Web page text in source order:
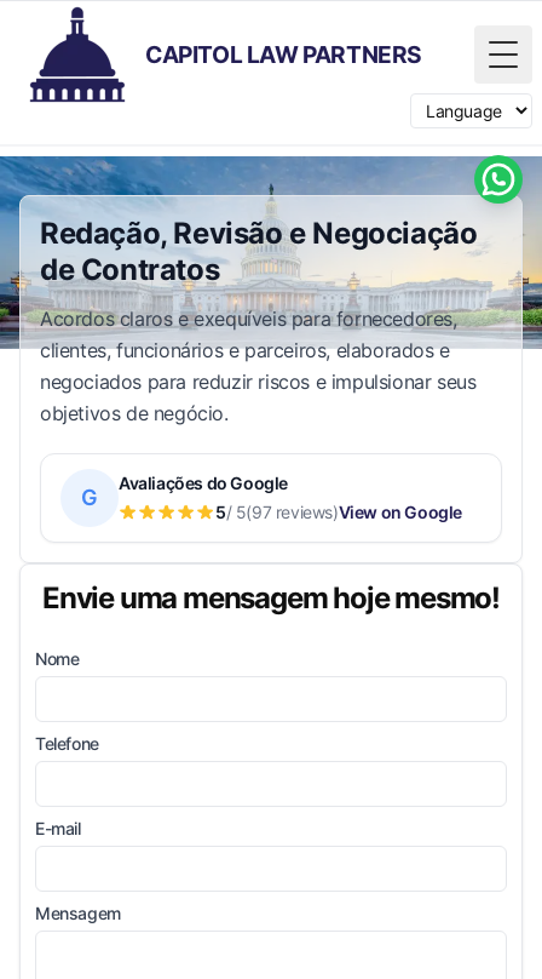
CAPITOL LAW PARTNERS
Switch
Redação, Revisão e Negociação
de Contratos
Acordos claros e exequíveis para fornecedores,
clientes, funcionários e parceiros, elaborados e
negociados para reduzir riscos e impulsionar seus
objetivos de negócio.
G
Avaliações do Google
5/ 5(97 reviews)View on Google
Envie uma mensagem hoje mesmo!
Nome
Telefone
E-mail
Mensagem